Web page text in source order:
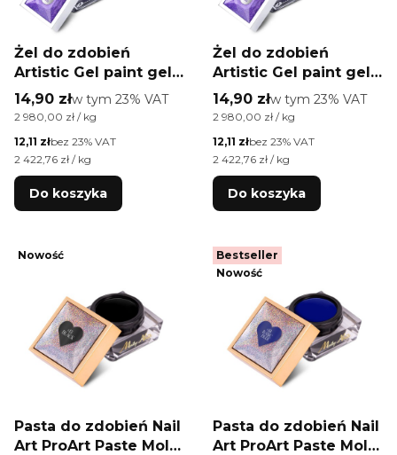
Żel do zdobień
Artistic Gel paint gel
ombre ornamenty
Allepaznokcie
Red HEMA /Di-HEMA
free 5g
Cena brutto
14,90 złw tym %s VAT
w tym 23% VAT
Cena jednostkowa brutto
2 980,00 zł / kg
Cena netto
12,11 złbez 23% VAT
Cena jednostkowa netto
2 422,76 zł / kg
Do koszyka
Żel do zdobień
Artistic Gel paint gel
ombre ornamenty
Allepaznokcie
Red HEMA /Di-HEMA
free 5g
Cena brutto
14,90 złw tym %s VAT
w tym 23% VAT
Cena jednostkowa brutto
2 980,00 zł / kg
Cena netto
12,11 złbez 23% VAT
Cena jednostkowa netto
2 422,76 zł / kg
Do koszyka
Nowość
Pasta do zdobień Nail
Art ProArt Paste Molly
Bestseller
Nowość
Pasta do zdobień Nail
Art ProArt Paste Molly